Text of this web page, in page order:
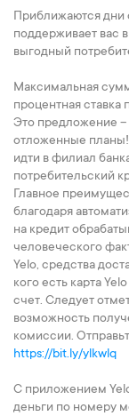
Приближаются дни
поддерживает вас
выгодный
Максимальная
процентная ставка
Это предложение –
отложенные
идти в филиал
потребительский
Главное
благодаря
на кредит
человеческого
Yelo, средства
кого есть карта
счет. Следует
возможность
комиссии.
https://bit.ly/ylkwlq
С приложением Yelo
деньги по номеру